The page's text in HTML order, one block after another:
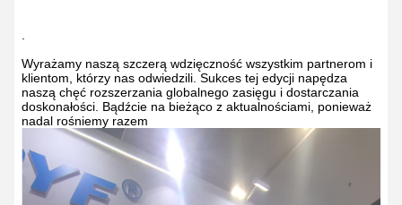
Wyrażamy naszą szczerą wdzięczność wszystkim partnerom i
klientom, którzy nas odwiedzili. Sukces tej edycji napędza
naszą chęć rozszerzania globalnego zasięgu i dostarczania
doskonałości. Bądźcie na bieżąco z aktualnościami, ponieważ
nadal rośniemy razem